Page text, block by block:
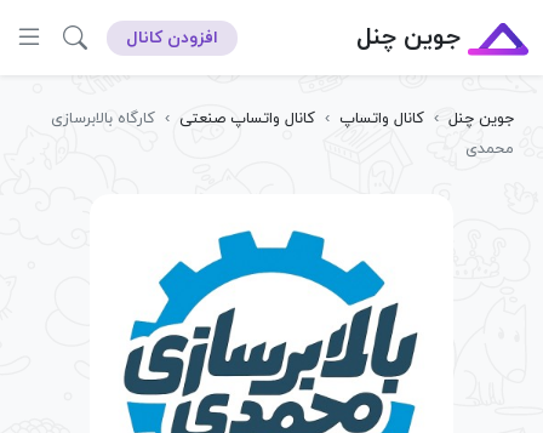
جوین چنل افزودن کانال
جوین چنل › کانال واتساپ › کانال واتساپ صنعتی › کارگاه بالابرسازی
محمدی